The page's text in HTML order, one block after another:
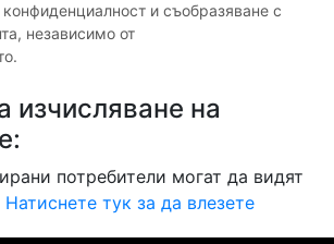
и съобразяване с
независимо от
изчисляване на
потребители могат да видят
Натиснете тук за да влезете